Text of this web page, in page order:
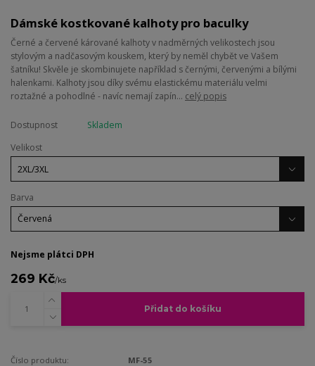
Dámské kostkované kalhoty pro baculky
Černé a červené kárované kalhoty v nadměrných velikostech jsou
stylovým a nadčasovým kouskem, který by neměl chybět ve Vašem
šatníku! Skvěle je skombinujete například s černými, červenými a bílými
halenkami. Kalhoty jsou díky svému elastickému materiálu velmi
roztažné a pohodlné - navíc nemají zapín... celý popis
Dostupnost
Skladem
Velikost
Barva
Nejsme plátci DPH
269 Kč/ks
Přidat do košíku
Číslo produktu:
MF-55